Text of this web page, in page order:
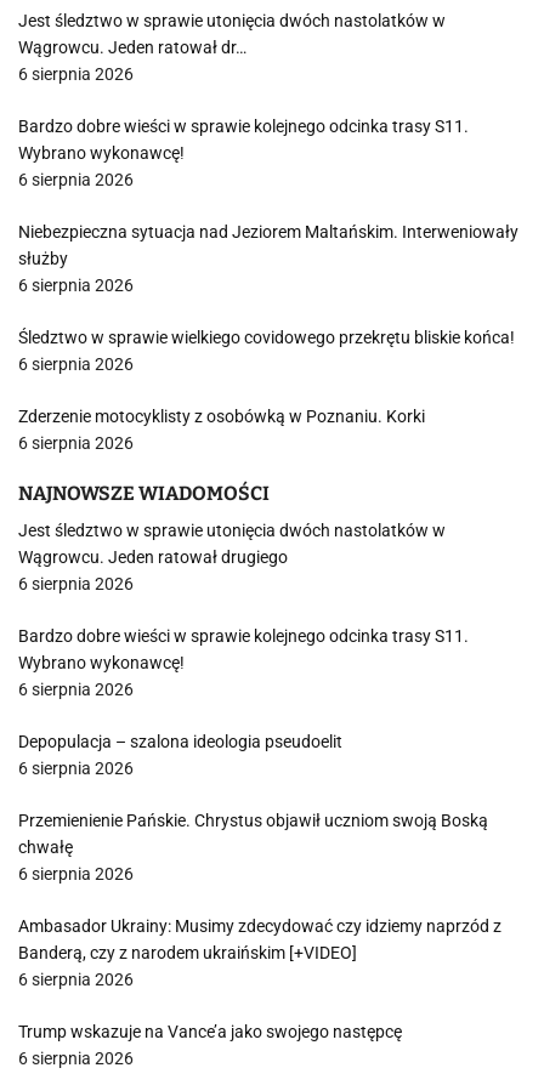
Jest śledztwo w sprawie utonięcia dwóch nastolatków w
Wągrowcu. Jeden ratował dr…
6 sierpnia 2026
Bardzo dobre wieści w sprawie kolejnego odcinka trasy S11.
Wybrano wykonawcę!
6 sierpnia 2026
Niebezpieczna sytuacja nad Jeziorem Maltańskim. Interweniowały
służby
6 sierpnia 2026
Śledztwo w sprawie wielkiego covidowego przekrętu bliskie końca!
6 sierpnia 2026
Zderzenie motocyklisty z osobówką w Poznaniu. Korki
6 sierpnia 2026
NAJNOWSZE WIADOMOŚCI
Jest śledztwo w sprawie utonięcia dwóch nastolatków w
Wągrowcu. Jeden ratował drugiego
6 sierpnia 2026
Bardzo dobre wieści w sprawie kolejnego odcinka trasy S11.
Wybrano wykonawcę!
6 sierpnia 2026
Depopulacja – szalona ideologia pseudoelit
6 sierpnia 2026
Przemienienie Pańskie. Chrystus objawił uczniom swoją Boską
chwałę
6 sierpnia 2026
Ambasador Ukrainy: Musimy zdecydować czy idziemy naprzód z
Banderą, czy z narodem ukraińskim [+VIDEO]
6 sierpnia 2026
Trump wskazuje na Vance’a jako swojego następcę
6 sierpnia 2026